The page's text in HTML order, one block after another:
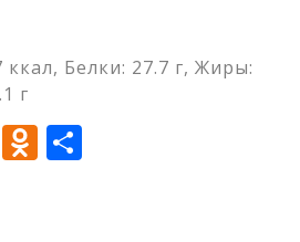
Белки: 27.7 г, Жиры:
г
VKOdnoklassniki